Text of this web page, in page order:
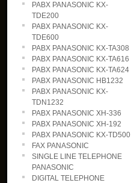
PABX PANASONIC KX-
TDE200
PABX PANASONIC KX-
TDE600
PABX PANASONIC KX-TA308
PABX PANASONIC KX-TA616
PABX PANASONIC KX-TA624
PABX PANASONIC HB1232
PABX PANASONIC KX-
TDN1232
PABX PANASONIC XH-336
PABX PANASONIC XH-192
PABX PANASONIC KX-TD500
FAX PANASONIC
SINGLE LINE TELEPHONE
PANASONIC
DIGITAL TELEPHONE